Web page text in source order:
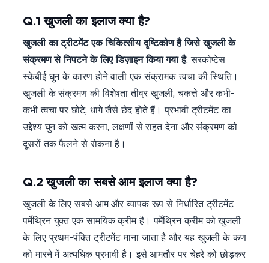
Q.1 खुजली का इलाज क्या है?
खुजली का ट्रीटमेंट एक चिकित्सीय दृष्टिकोण है जिसे खुजली के
संक्रमण से निपटने के लिए डिज़ाइन किया गया है, सरकोप्टेस
स्केबीई घुन के कारण होने वाली एक संक्रामक त्वचा की स्थिति।
खुजली के संक्रमण की विशेषता तीव्र खुजली, चकत्ते और कभी-
कभी त्वचा पर छोटे, धागे जैसे छेद होते हैं। प्रभावी ट्रीटमेंट का
उद्देश्य घुन को खत्म करना, लक्षणों से राहत देना और संक्रमण को
दूसरों तक फैलने से रोकना है।
Q.2 खुजली का सबसे आम इलाज क्या है?
खुजली के लिए सबसे आम और व्यापक रूप से निर्धारित ट्रीटमेंट
पर्मेथ्रिन युक्त एक सामयिक क्रीम है। पर्मेथ्रिन क्रीम को खुजली
के लिए प्रथम-पंक्ति ट्रीटमेंट माना जाता है और यह खुजली के कण
को मारने में अत्यधिक प्रभावी है। इसे आमतौर पर चेहरे को छोड़कर